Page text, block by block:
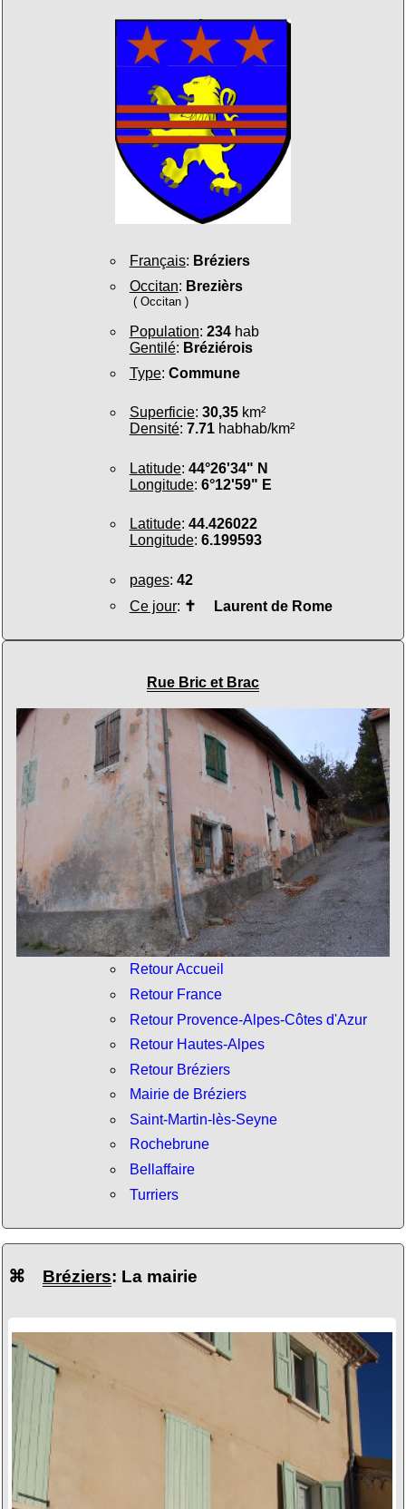
Français: Bréziers
Occitan: Brezièrs
( Occitan )
Population: 234hab
Gentilé: Bréziérois
Type: Commune
Superficie: 30,35km²
Densité: 7.71habhab/km²
Latitude: 44°26'34" N
Longitude: 6°12'59" E
Latitude: 44.426022
Longitude: 6.199593
pages: 42
Ce jour: ✝ Laurent de Rome
Rue Bric et Brac
Retour Accueil
Retour France
Retour Provence-Alpes-Côtes d'Azur
Retour Hautes-Alpes
Retour Bréziers
Mairie de Bréziers
Saint-Martin-lès-Seyne
Rochebrune
Bellaffaire
Turriers
⌘ Bréziers: La mairie